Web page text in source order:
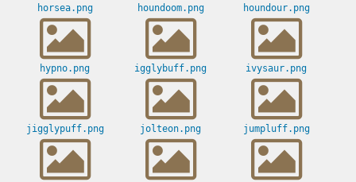
horsea.png houndoom.png houndour.png
hypno.png igglybuff.png ivysaur.png
jigglypuff.png jolteon.png jumpluff.png